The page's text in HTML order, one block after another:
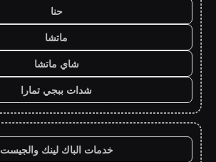
حنا
ماتشا
شاي ماتشا
شدات ببجي تمارا
خدمات الباك لينك والجيست